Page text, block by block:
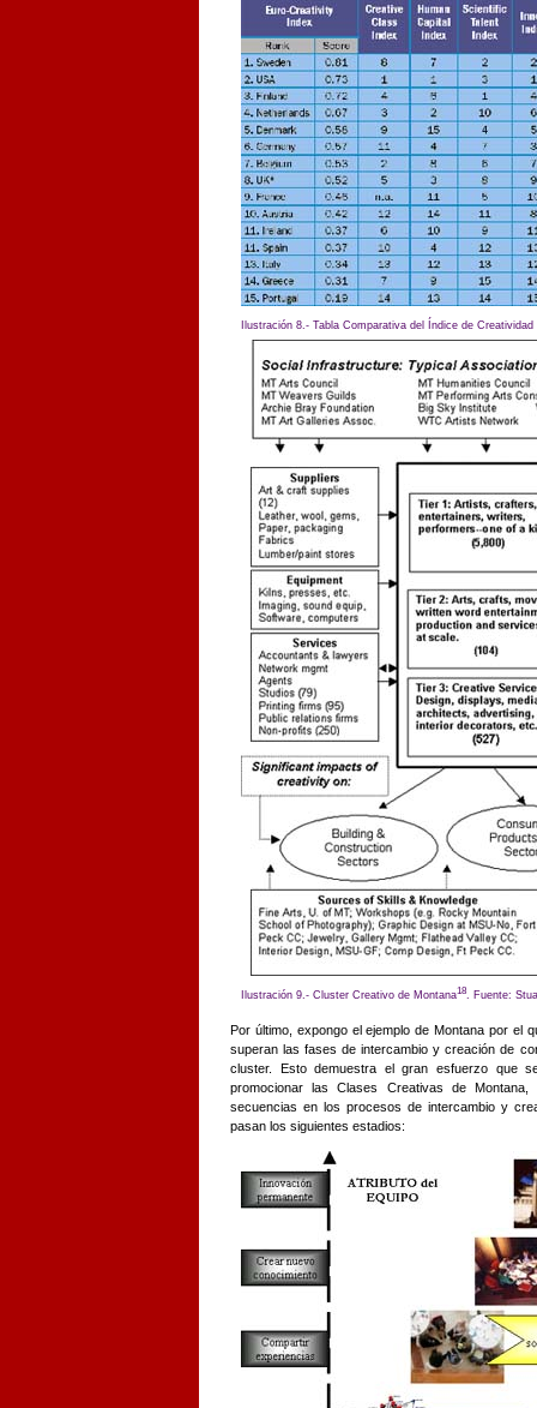
Ilustración 8.- Tabla Comparativa del Índice de Creatividad
Ilustración 9.- Cluster Creativo de Montana18. Fuente:
Por último, expongo el ejemplo de Montana por el
superan las fases de intercambio y creación de
cluster. Esto demuestra el gran esfuerzo que
promocionar las Clases Creativas de
secuencias en los procesos de intercambio y
pasan los siguientes estadios: